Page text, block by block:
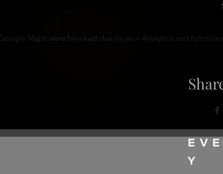
Maps were blocked due to your Analytics and